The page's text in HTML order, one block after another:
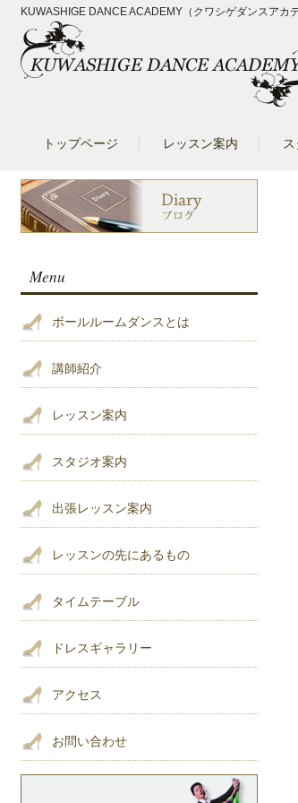
KUWASHIGE DANCE ACADEMY（クワシゲダンスアカ
トップページ レッスン案内
Menu
ボールルームダンスとは
講師紹介
レッスン案内
スタジオ案内
出張レッスン案内
レッスンの先にあるもの
タイムテーブル
ドレスギャラリー
アクセス
お問い合わせ